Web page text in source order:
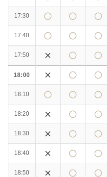
17:30
17:40
17:50
18:00
18:10
18:20
18:30
18:40
18:50